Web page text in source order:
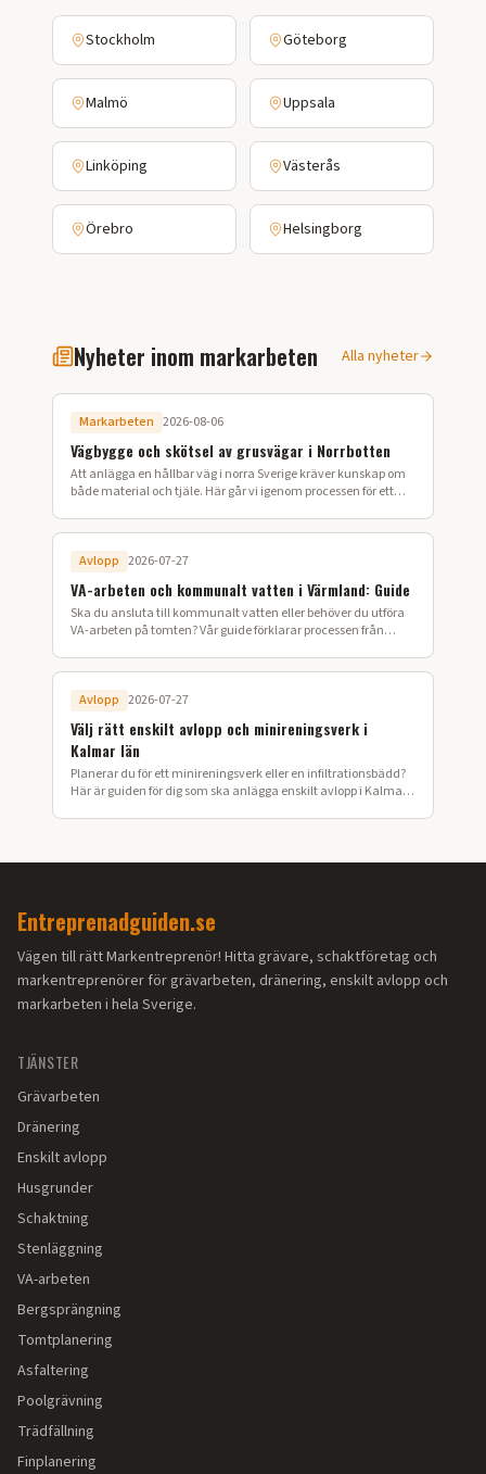
Stockholm Göteborg
Malmö Uppsala
Linköping Västerås
Örebro Helsingborg
Nyheter inom markarbeten Alla nyheter
Markarbeten 2026-08-06
Vägbygge och skötsel av grusvägar i Norrbotten
Att anlägga en hållbar väg i norra Sverige kräver kunskap om
både material och tjäle. Här går vi igenom processen för ett
Avlopp 2026-07-27
VA-arbeten och kommunalt vatten i Värmland: Guide
Ska du ansluta till kommunalt vatten eller behöver du utföra
VA-arbeten på tomten? Vår guide förklarar processen från
Avlopp 2026-07-27
Välj rätt enskilt avlopp och minireningsverk i
Kalmar län
Planerar du för ett minireningsverk eller en infiltrationsbädd?
Här är guiden för dig som ska anlägga enskilt avlopp i Kalmar
Entreprenadguiden.se
Vägen till rätt Markentreprenör! Hitta grävare, schaktföretag och
markentreprenörer för grävarbeten, dränering, enskilt avlopp och
markarbeten i hela Sverige.
TJÄNSTER
Grävarbeten
Dränering
Enskilt avlopp
Husgrunder
Schaktning
Stenläggning
VA-arbeten
Bergsprängning
Tomtplanering
Asfaltering
Poolgrävning
Trädfällning
Finplanering